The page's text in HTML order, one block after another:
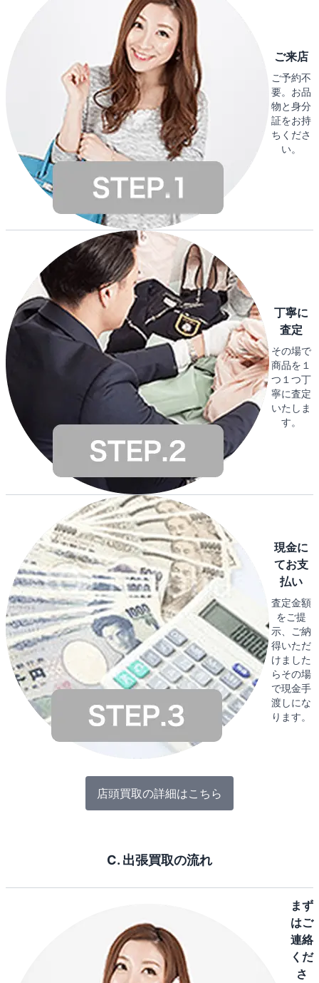
ご来店
ご予約不
要。お品
物と身分
証をお持
ちくださ
い。
丁寧に
査定
その場で
商品を１
つ１つ丁
寧に査定
いたしま
す。
現金に
てお支
払い
査定金額
をご提
示、ご納
得いただ
けました
らその場
で現金手
渡しにな
ります。
店頭買取の詳細はこちら
C. 出張買取の流れ
まず
はご
連絡
くだ
さ